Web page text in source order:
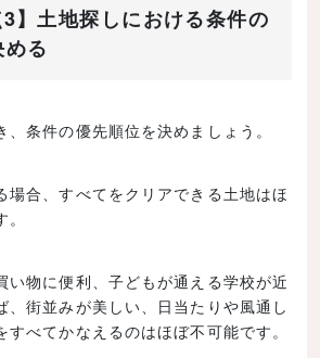
】土地探しにおける条件の
る
条件の優先順位を決めましょう。
場合、すべてをクリアできる土地はほ
い物に便利、子どもが通える学校が近
、街並みが美しい、日当たりや風通し
べてかなえるのはほぼ不可能です。